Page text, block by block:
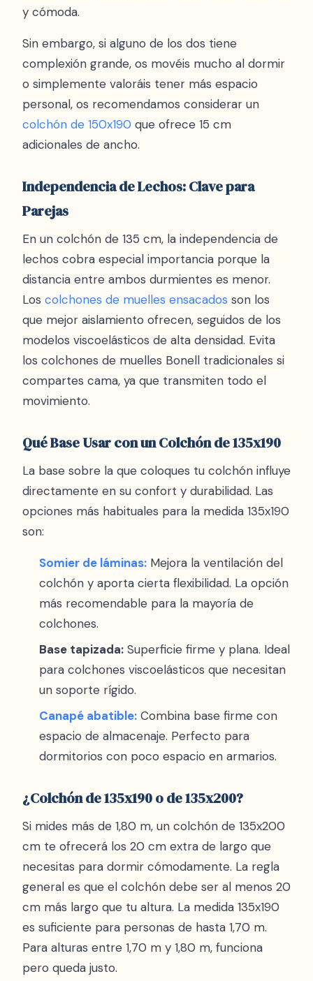
y cómoda.
Sin embargo, si alguno de los dos tiene
complexión grande, os movéis mucho al dormir
o simplemente valoráis tener más espacio
personal, os recomendamos considerar un
colchón de 150x190 que ofrece 15 cm
adicionales de ancho.
Independencia de Lechos: Clave para
Parejas
En un colchón de 135 cm, la independencia de
lechos cobra especial importancia porque la
distancia entre ambos durmientes es menor.
Los colchones de muelles ensacados son los
que mejor aislamiento ofrecen, seguidos de los
modelos viscoelásticos de alta densidad. Evita
los colchones de muelles Bonell tradicionales si
compartes cama, ya que transmiten todo el
movimiento.
Qué Base Usar con un Colchón de 135x190
La base sobre la que coloques tu colchón influye
directamente en su confort y durabilidad. Las
opciones más habituales para la medida 135x190
son:
Somier de láminas: Mejora la ventilación del
colchón y aporta cierta flexibilidad. La opción
más recomendable para la mayoría de
colchones.
Base tapizada: Superficie firme y plana. Ideal
para colchones viscoelásticos que necesitan
un soporte rígido.
Canapé abatible: Combina base firme con
espacio de almacenaje. Perfecto para
dormitorios con poco espacio en armarios.
¿Colchón de 135x190 o de 135x200?
Si mides más de 1,80 m, un colchón de 135x200
cm te ofrecerá los 20 cm extra de largo que
necesitas para dormir cómodamente. La regla
general es que el colchón debe ser al menos 20
cm más largo que tu altura. La medida 135x190
es suficiente para personas de hasta 1,70 m.
Para alturas entre 1,70 m y 1,80 m, funciona
pero queda justo.